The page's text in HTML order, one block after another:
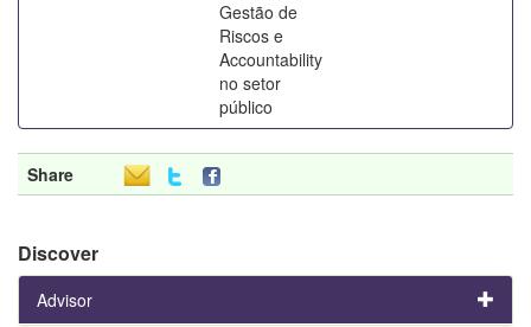
Gestão de
Riscos e
Accountability
no setor
público
Share
Discover
Advisor